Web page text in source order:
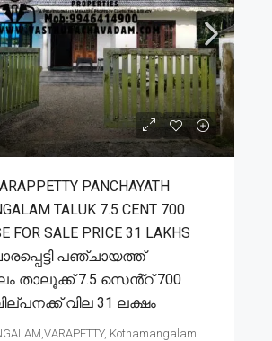
PANCHAYATH
TALUK 7.5 CENT 700
FOR SALE PRICE 31 LAKHS
പഞ്ചായത്ത്
താലൂക്ക് 7.5 സെൻ്റ് 700
വില 31 ലക്ഷം
Kothamangalam